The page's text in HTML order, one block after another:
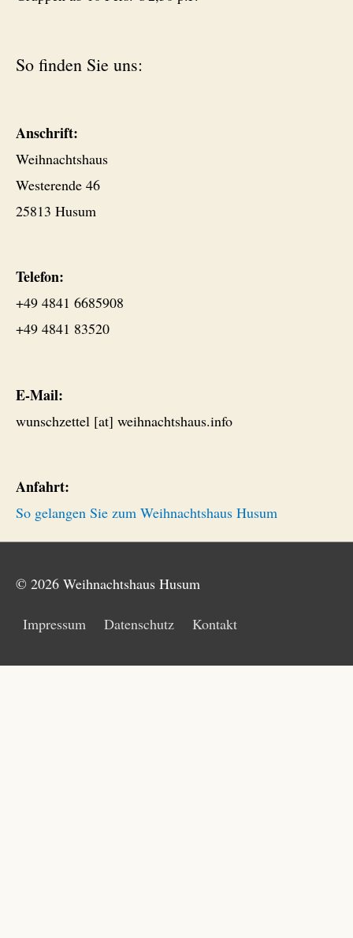
So finden Sie uns:
Anschrift:
Weihnachtshaus
Westerende 46
25813 Husum
Telefon:
+49 4841 6685908
+49 4841 83520
E-Mail:
wunschzettel [at] weihnachtshaus.info
Anfahrt:
So gelangen Sie zum Weihnachtshaus Husum
© 2026 Weihnachtshaus Husum
Impressum Datenschutz Kontakt